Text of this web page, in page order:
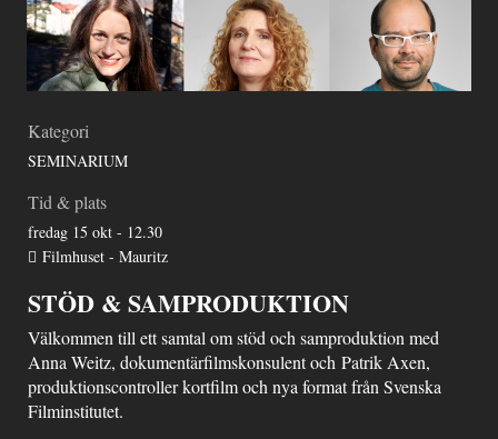
Kategori
SEMINARIUM
Tid & plats
fredag 15 okt - 12.30
Filmhuset - Mauritz
STÖD & SAMPRODUKTION
Välkommen till ett samtal om stöd och samproduktion med
Anna Weitz, dokumentärfilmskonsulent och Patrik Axen,
produktionscontroller kortfilm och nya format från Svenska
Filminstitutet.